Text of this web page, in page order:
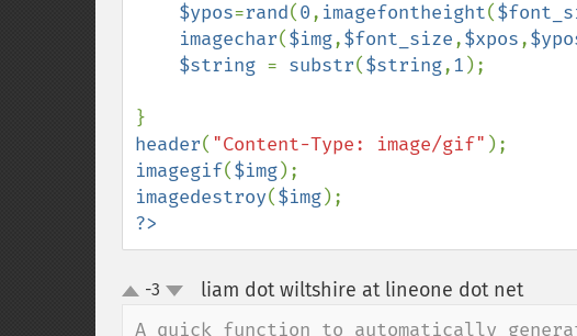
$ypos=rand(0, imagefontheight(
imagechar($img,$font_size,$xpos,
$string = substr($string,1 );
header( "Content-Type: image/gif"
imagegif($img
imagedestroy($img
?>
up-3 liam dot wiltshire at lineone dot net¶
A quick function to automatically